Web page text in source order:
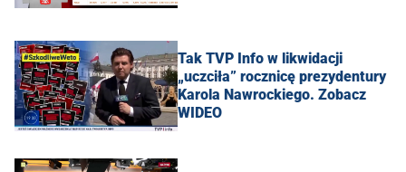
Tak TVP Info w likwidacji
„uczciła” rocznicę prezydentury
Karola Nawrockiego. Zobacz
WIDEO